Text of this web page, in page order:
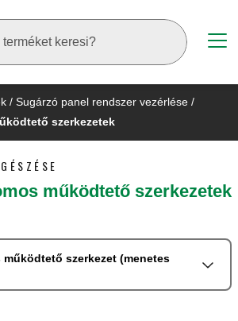
/ Sugárzó panel rendszer vezérlése /
szerkezetek
működtető szerkezetek
működtető szerkezet (menetes